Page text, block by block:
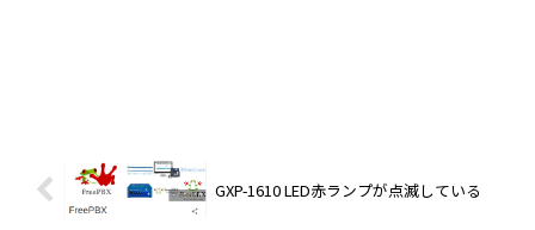
GXP-1610 LED赤ランプが点滅している